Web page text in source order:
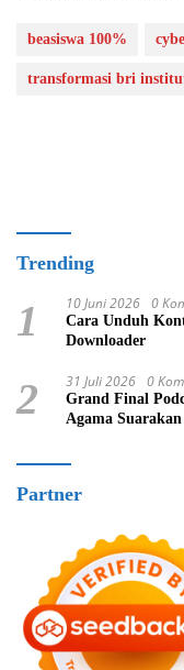
beasiswa 100%
transformasi bri
Trending
1 10 Juni 2026 0
Cara Unduh
Downloader
2 31 Juli 2026 0
Grand Final
Agama
Partner